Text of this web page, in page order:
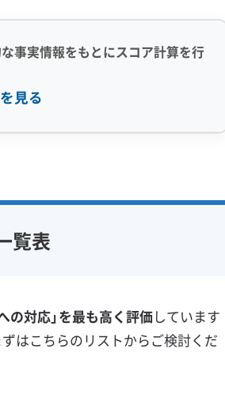
内部にこびりつき、簡単な掃除
車から出る、油分を多く含んだスス
くします。室内に入り込んだ汚れ
があります。そのため、表面を拭
事実情報をもとにスコア計算を行
見る
定額料金 複数台割引
初回割引
即日対応可能
防汚コーティング
覧表
の対応」を最も高く評価しています
はこちらのリストからご検討くだ